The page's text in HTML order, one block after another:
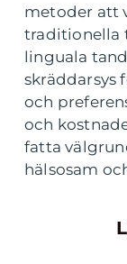
metoder att
traditionella
linguala
skräddarsys
och
och
fatta
hälsosam